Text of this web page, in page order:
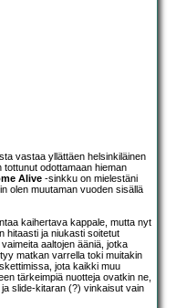
vastaa yllättäen helsinkiläinen
tottunut odottamaan hieman
Alive -sinkku on mielestäni
olen muutaman vuoden sisällä
kaihertava kappale, mutta nyt
hitaasti ja niukasti soitetut
aaltojen ääniä, jotka
matkan varrella toki muitakin
jota kaikki muu
tärkeimpiä nuotteja ovatkin ne,
slide-kitaran (?) vinkaisut vain